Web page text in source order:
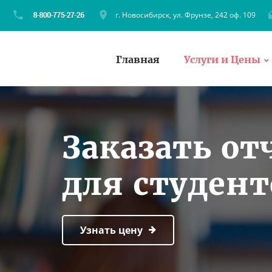
г. Новосибирск, ул. Фрунзе, 242 оф. 109
Главная Услуги и Цены
Заказать
для
Узнать цену